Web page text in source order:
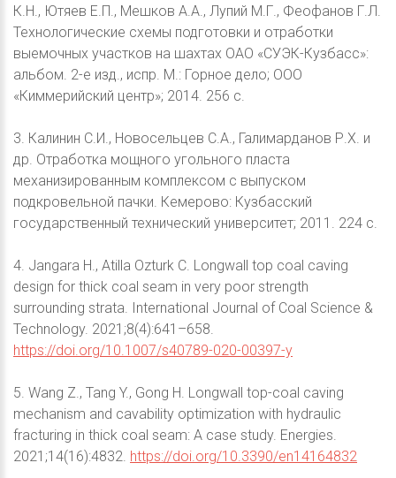
К.Н., Ютяев Е.П., Мешков А.А., Лупий М.Г., Феофанов Г.Л.
Технологические схемы подготовки и отработки
выемочных участков на шахтах ОАО «СУЭК-Кузбасс»:
альбом. 2-е изд., испр. М.: Горное дело; ООО
«Киммерийский центр»; 2014. 256 с.
3. Калинин С.И., Новосельцев С.А., Галимарданов Р.Х. и
др. Отработка мощного угольного пласта
механизированным комплексом с выпуском
подкровельной пачки. Кемерово: Кузбасский
государственный технический университет; 2011. 224 с.
4. Jangara H., Atilla Ozturk C. Longwall top coal caving
design for thick coal seam in very poor strength
surrounding strata. International Journal of Coal Science &
Technology. 2021;8(4):641–658.
https://doi.org/10.1007/s40789-020-00397-y
5. Wang Z., Tang Y., Gong H. Longwall top-coal caving
mechanism and cavability optimization with hydraulic
fracturing in thick coal seam: A case study. Energies.
2021;14(16):4832. https://doi.org/10.3390/en14164832